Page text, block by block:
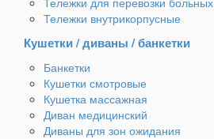
Тележки внутрикорпусные
Кушетки / диваны / банкетки
Банкетки
Кушетки смотровые
Кушетка массажная
Диван медицинский
Диваны для зон ожидания